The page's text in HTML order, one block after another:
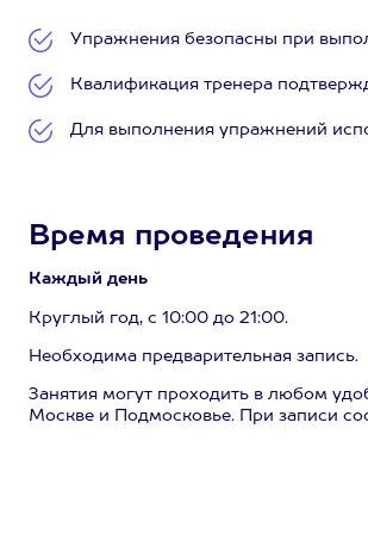
Упражнения безопасны при
Квалификация тренера
Для выполнения упражнений
Время проведения
Каждый день
Круглый год, с 10:00 до 21:00.
Необходима предварительная запись.
Занятия могут проходить в любом
Москве и Подмосковье. При записи